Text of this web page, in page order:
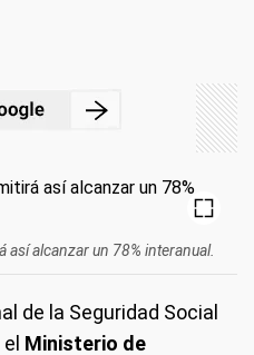
alcanzar un 78% interanual.
de la Seguridad Social
Ministerio de